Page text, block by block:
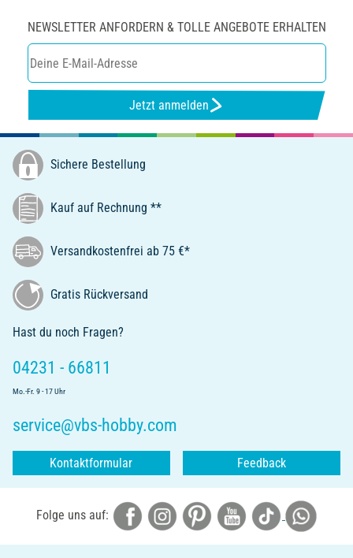
NEWSLETTER ANFORDERN & TOLLE ANGEBOTE ERHALTEN
Jetzt anmelden
Sichere Bestellung
Kauf auf Rechnung **
Versandkostenfrei ab 75 €*
Gratis Rückversand
Hast du noch Fragen?
04231 - 66811
Mo.-Fr. 9 - 17 Uhr
service@vbs-hobby.com
Kontaktformular Feedback
Folge uns auf: